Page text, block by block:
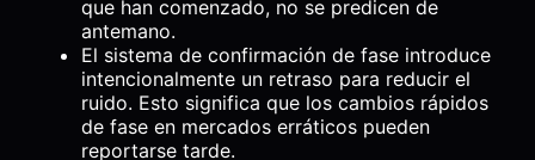
que han comenzado, no se predicen de
antemano.
El sistema de confirmación de fase introduce
intencionalmente un retraso para reducir el
ruido. Esto significa que los cambios rápidos
de fase en mercados erráticos pueden
reportarse tarde.